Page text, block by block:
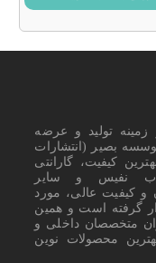
تولید و عرضه
بصیر (انتشارات
کیفیت، گارانتی
نفیس و سایر
کیفیت عالی، مورد
گرفته است و همین
متخصصان داخلی و
محصولات نوین